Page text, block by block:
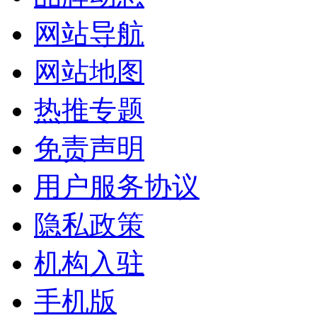
网站导航
网站地图
热推专题
免责声明
用户服务协议
隐私政策
机构入驻
手机版